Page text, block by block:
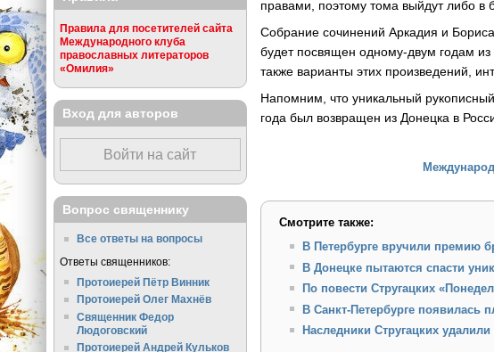
правами, поэтому тома выйдут либо
Собрание сочинений Аркадия и
будет посвящен одному-двум годам из
также варианты этих произведений,
Напомним, что уникальный
года был возвращен из Донецка в
Смотрите также:
В Петербурге вручили премию
В Донецке пытаются спасти
По повести Стругацких
В Санкт-Петербурге появилась
Наследники Стругацких
Правила для посетителей сайта
Международного клуба
православных литераторов
«Омилия»
Вход для авторов
Войти на сайт
Вопрос священнику
Все ответы на вопросы
Ответы священников:
Протоиерей Пётр Винник
Протоиерей Олег Махнёв
Священник Федор
Людоговский
Протоиерей Андрей Кульков